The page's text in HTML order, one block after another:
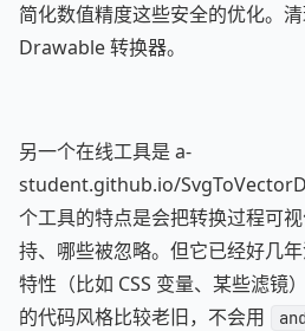
简化数值精度这些安全的优化。
Drawable 转换器。
另一个在线工具是 a-
student.github.io/
个工具的特点是会把转换过程可
持、哪些被忽略。但它已经好几
特性（比如 CSS 变量、某些滤镜
的代码风格比较老旧，不会用